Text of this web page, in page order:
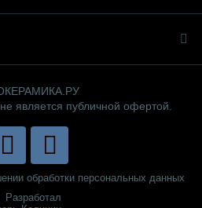
является публичной офертой.
обработки персональных данных
Разработал